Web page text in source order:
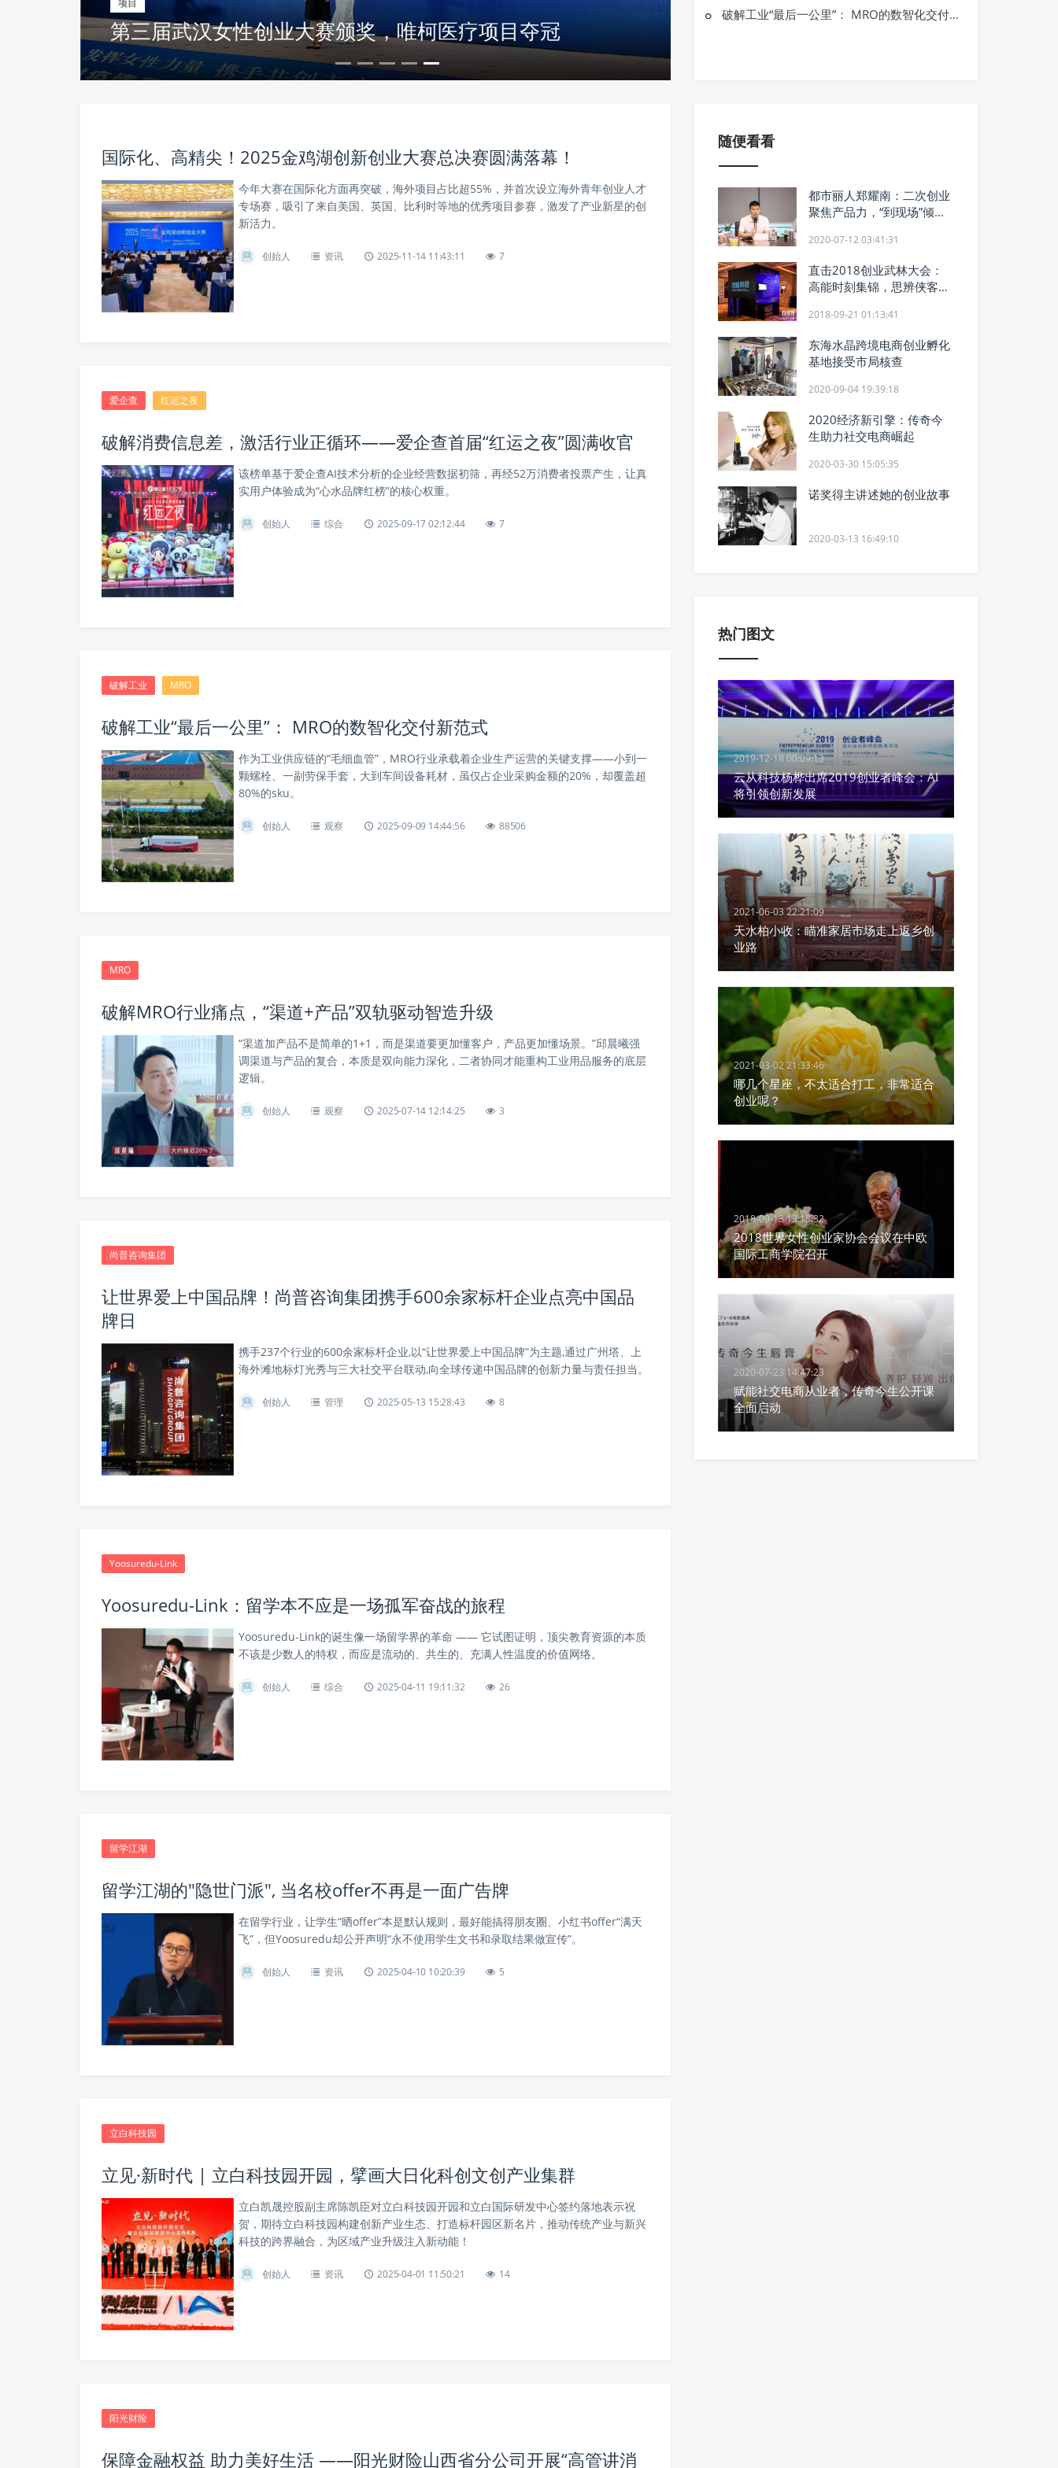
项目
第三届武汉女性创业大赛颁奖，唯柯医疗项目夺冠
资讯
嘉莲VR心理——VR技术为心理健康场景赋能
破解工业“最后一公里”： MRO的数智化交付新范式
国际化、高精尖！2025金鸡湖创新创业大赛总决赛圆满落幕！
今年大赛在国际化方面再突破，海外项目占比超55%，并首次设立海外青年创业人才
专场赛，吸引了来自美国、英国、比利时等地的优秀项目参赛，激发了产业新星的创
新活力。
创始人 资讯 2025-11-14 11:43:11 7
爱企查 红运之夜
破解消费信息差，激活行业正循环——爱企查首届“红运之夜”圆满收官
该榜单基于爱企查AI技术分析的企业经营数据初筛，再经52万消费者投票产生，让真
实用户体验成为“心水品牌红榜”的核心权重。
创始人 综合 2025-09-17 02:12:44 7
破解工业 MRO
破解工业“最后一公里”： MRO的数智化交付新范式
作为工业供应链的“毛细血管”，MRO行业承载着企业生产运营的关键支撑——小到一
颗螺栓、一副劳保手套，大到车间设备耗材，虽仅占企业采购金额的20%，却覆盖超
80%的sku。
创始人 观察 2025-09-09 14:44:56 88506
MRO
破解MRO行业痛点，“渠道+产品”双轨驱动智造升级
“渠道加产品不是简单的1+1，而是渠道要更加懂客户，产品更加懂场景。”邱晨曦强
调渠道与产品的复合，本质是双向能力深化，二者协同才能重构工业用品服务的底层
逻辑。
创始人 观察 2025-07-14 12:14:25 3
尚普咨询集团
让世界爱上中国品牌！尚普咨询集团携手600余家标杆企业点亮中国品
牌日
携手237个行业的600余家标杆企业,以“让世界爱上中国品牌”为主题,通过广州塔、上
海外滩地标灯光秀与三大社交平台联动,向全球传递中国品牌的创新力量与责任担当。
创始人 管理 2025-05-13 15:28:43 8
Yoosuredu-Link
Yoosuredu-Link：留学本不应是一场孤军奋战的旅程
Yoosuredu-Link的诞生像一场留学界的革命 —— 它试图证明，顶尖教育资源的本质
不该是少数人的特权，而应是流动的、共生的、充满人性温度的价值网络。
创始人 综合 2025-04-11 19:11:32 26
留学江湖
留学江湖的"隐世门派", 当名校offer不再是一面广告牌
在留学行业，让学生“晒offer”本是默认规则，最好能搞得朋友圈、小红书offer“满天
飞”，但Yoosuredu却公开声明“永不使用学生文书和录取结果做宣传”。
创始人 资讯 2025-04-10 10:20:39 5
立白科技园
立见·新时代 | 立白科技园开园，擘画大日化科创文创产业集群
立白凯晟控股副主席陈凯臣对立白科技园开园和立白国际研发中心签约落地表示祝
贺，期待立白科技园构建创新产业生态、打造标杆园区新名片，推动传统产业与新兴
科技的跨界融合，为区域产业升级注入新动能！
创始人 资讯 2025-04-01 11:50:21 14
阳光财险
保障金融权益 助力美好生活 ——阳光财险山西省分公司开展“高管讲消
随便看看
都市丽人郑耀南：二次创业
聚焦产品力，“到现场”倾听
2020-07-12 03:41:31
直击2018创业武林大会：
高能时刻集锦，思辨侠客风
2018-09-21 01:13:41
东海水晶跨境电商创业孵化
基地接受市局核查
2020-09-04 19:39:18
2020经济新引擎：传奇今
生助力社交电商崛起
2020-03-30 15:05:35
诺奖得主讲述她的创业故事
2020-03-13 16:49:10
热门图文
2019-12-18 00:09:13
云从科技杨桦出席2019创业者峰会：AI
将引领创新发展
2021-06-03 22:21:09
天水柏小收：瞄准家居市场走上返乡创
业路
2021-03-02 21:33:46
哪几个星座，不太适合打工，非常适合
创业呢？
2018-09-13 13:18:32
2018世界女性创业家协会会议在中欧
国际工商学院召开
2020-07-23 14:47:23
赋能社交电商从业者，传奇今生公开课
全面启动